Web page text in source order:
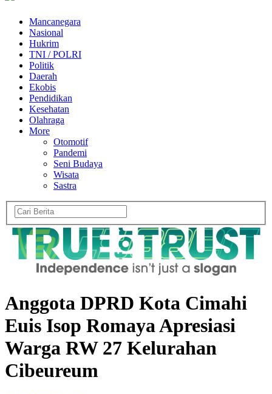
Mancanegara
Nasional
Hukrim
TNI / POLRI
Politik
Daerah
Ekobis
Pendidikan
Kesehatan
Olahraga
More
Otomotif
Pandemi
Seni Budaya
Wisata
Sastra
Anggota DPRD Kota Cimahi
Euis Isop Romaya Apresiasi
Warga RW 27 Kelurahan
Cibeureum